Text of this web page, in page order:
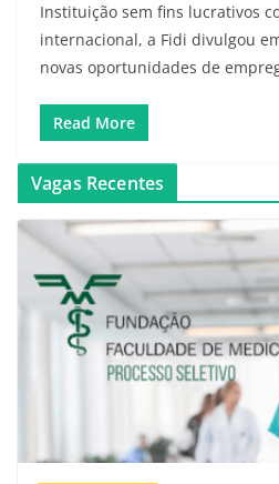
Instituição sem fins lucrativos
internacional, a Fidi divulgou
novas oportunidades de
Read More
Vagas Recentes